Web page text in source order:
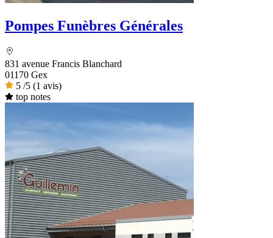
Pompes Funèbres Générales
831 avenue Francis Blanchard
01170 Gex
5 /5 (1 avis)
top notes